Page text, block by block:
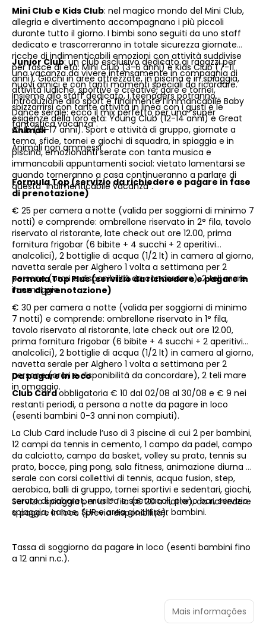
Mini Club e Kids Club: nel magico mondo del Mini Club,
allegria e divertimento accompagnano i più piccoli
durante tutto il giorno. I bimbi sono seguiti da uno staff
dedicato e trascorreranno in totale sicurezza giornate
ricche di indimenticabili emozioni con attività suddivise
per fasce di età: Mini Club (3-6 anni) e Kids Club (7-11
anni). Giochi in aree attrezzate, in piscina e in spiaggia,
attività ludiche, sportive e creative, gare e tornei,
introduzione allo sport e finalmente l’immancabile Baby
Dance serale: ecco il mix perfetto per una “super
fantastica vacanza”.
Junior Club: un club esclusivo dedicato ai ragazzi per
una vacanza da vivere intensamente in compagnia di
nuovi amici e con tanti momenti speciali da ricordare.
Insieme allo staff dedicato, i teenagers potranno
sbizzarrirsi con tante attività in linea con i gusti e le
esigenze della loro età: Young Club (12-14 anni) e Great
Club (15-17 anni). Sport e attività di gruppo, giornate a
tema, sfide, tornei e giochi di squadra, in spiaggia e in
piscina, emozionanti serate con tanta musica e
immancabili appuntamenti social: vietato lamentarsi se
quando torneranno a casa continueranno a parlare di
questa “indimenticabile vacanza”.
Animali
Animali non ammessi
Formula Top (servizio da richiedere e pagare in fase
di prenotazione)
€ 25 per camera a notte (valida per soggiorni di minimo 7
notti) e comprende: ombrellone riservato in 2° fila, tavolo
riservato al ristorante, late check out ore 12.00, prima
fornitura frigobar (6 bibite + 4 succhi + 2 aperitivi
analcolici), 2 bottiglie di acqua (1/2 lt) in camera al giorno,
navetta serale per Alghero 1 volta a settimana per 2
persone (orari e disponibilità da concordare), 2 teli mare
in omaggio.
Formula Top Plus (servizio da richiedere e pagare in
fase di prenotazione)
€ 30 per camera a notte (valida per soggiorni di minimo
7 notti) e comprende: ombrellone riservato in 1° fila,
tavolo riservato al ristorante, late check out ore 12.00,
prima fornitura frigobar (6 bibite + 4 succhi + 2 aperitivi
analcolici), 2 bottiglie di acqua (1/2 lt) in camera al giorno,
navetta serale per Alghero 1 volta a settimana per 2
persone (orari e disponibilità da concordare), 2 teli mare
in omaggio.
Da pagare in loco
Club Cardobbligatoria € 10 dal 02/08 al 30/08 e € 9 nei
restanti periodi, a persona a notte da pagare in loco
(esenti bambini 0-3 anni non compiuti).
La Club Card include l’uso di 3 piscine di cui 2 per bambini,
12 campi da tennis in cemento, 1 campo da padel, campo
da calciotto, campo da basket, volley su prato, tennis su
prato, bocce, ping pong, sala fitness, animazione diurna e
serale con corsi collettivi di tennis, acqua fusion, step,
aerobica, balli di gruppo, tornei sportivi e sedentari, giochi,
serate di cabaret, musica e spettacoli, piano bar, servizio
spiaggia, canoe, SUP e area giochi per bambini.
Servizio spiaggia per la 1° fila (€ 20 a notte), da richiedere
e pagare in loco (previa disponibilità).
Tassa di soggiorno da pagare in loco (esenti bambini fino
a 12 anni n.c.).
Mais informações